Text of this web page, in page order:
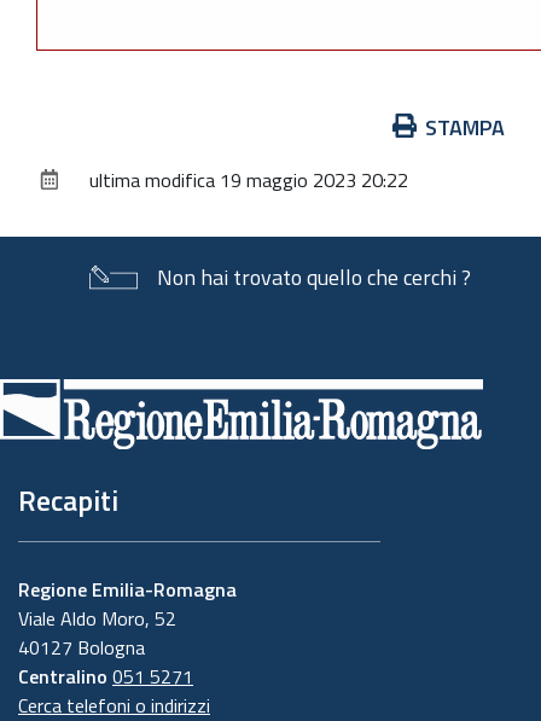
documento
STAMPA
ultima modifica 19 maggio 2023 20:22
Non hai trovato quello che cerchi ?
di
pagina
Recapiti
Regione Emilia-Romagna
Viale Aldo Moro, 52
40127 Bologna
Centralino 051 5271
Cerca telefoni o indirizzi